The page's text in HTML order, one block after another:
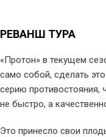
РЕВАНШ ТУРА
«Протон» в текущем
само собой, сделать
серию противостояния,
не быстро, а
Это принесло свои